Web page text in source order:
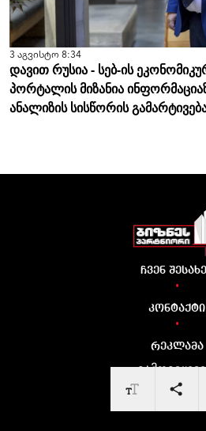
3 აგვისტო 8:34
დავით რუსია - სებ-ის
პორტალის მიზანია
ანალიზის სისწორის
ჩვენ
•
კონტაქტი
•
რეკლამა